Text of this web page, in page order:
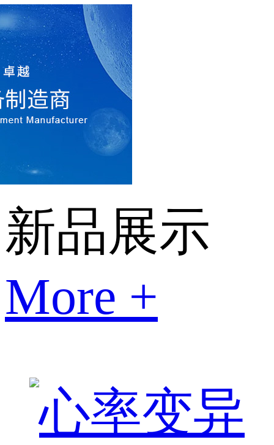
新品展示
More +